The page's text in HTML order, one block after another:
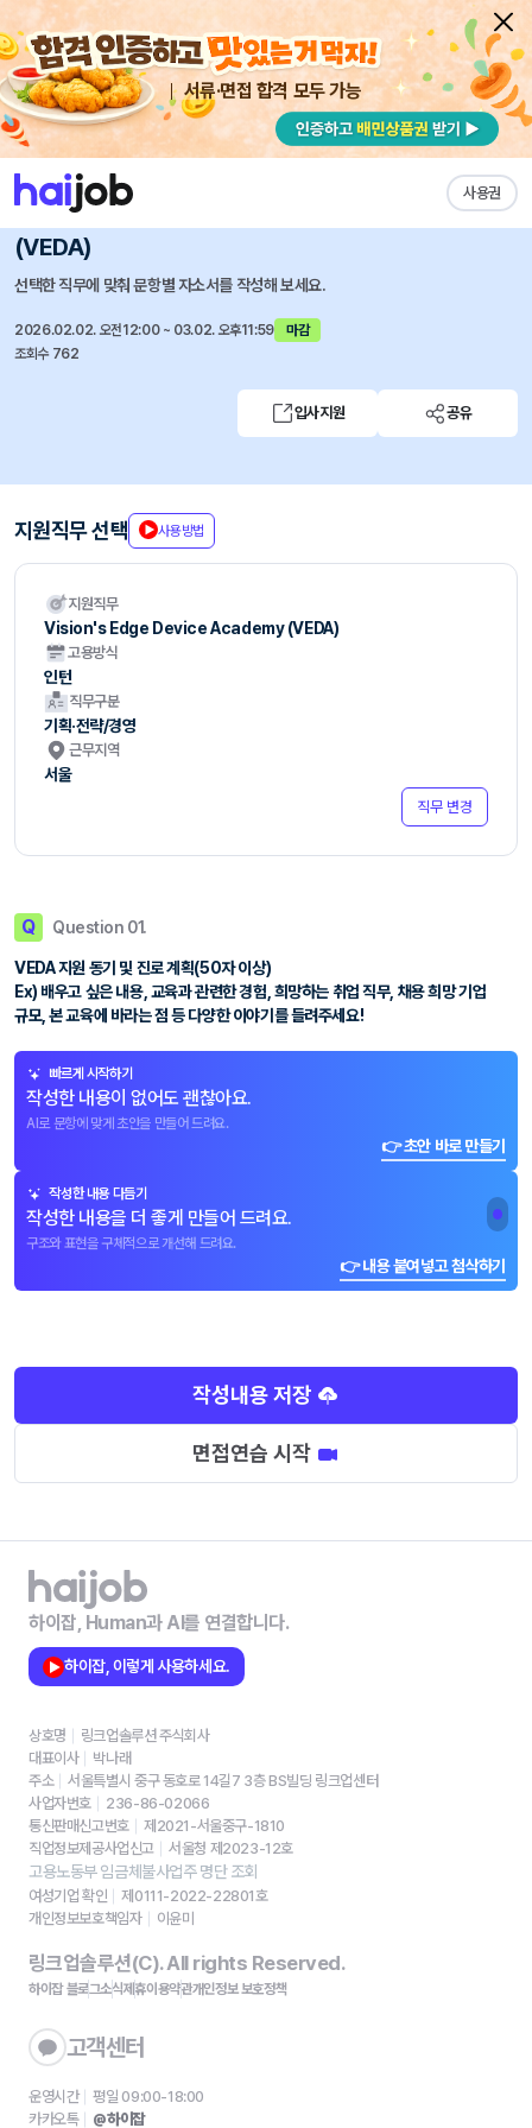
서류·면접 합격 모두 가능
사용권
채용공고 자소서 자유항목 자소서 내 작성목록
한화비전 즐겨찾기
2026 Visions Edge Device Academy 4기
(VEDA)
선택한 직무에 맞춰 문항별 자소서를 작성해 보세요.
2026.02.02. 오전12:00 ~ 03.02. 오후11:59
마감
조회수 762
입사지원 공유
지원직무 선택 사용방법
지원직무
Vision's Edge Device Academy (VEDA)
고용방식
인턴
직무구분
기획·전략/경영
근무지역
서울
직무 변경
Q Question 01.
VEDA 지원 동기 및 진로 계획(50자 이상)
Ex) 배우고 싶은 내용, 교육과 관련한 경험, 희망하는 취업 직무, 채용 희망 기업
규모, 본 교육에 바라는 점 등 다양한 이야기를 들려주세요!
빠르게 시작하기
작성한 내용이 없어도 괜찮아요.
AI로 문항에 맞게 초안을 만들어 드려요.
👉 초안 바로 만들기
작성한 내용 다듬기
작성한 내용을 더 좋게 만들어 드려요.
구조와 표현을 구체적으로 개선해 드려요.
👉 내용 붙여넣고 첨삭하기
작성내용 저장
면접연습 시작
하이잡, Human과 AI를 연결합니다.
하이잡, 이렇게 사용하세요.
상호명
링크업솔루션 주식회사
대표이사
박나래
주소
서울특별시 중구 동호로 14길7 3층 BS빌딩 링크업센터
사업자번호
236-86-02066
통신판매신고번호
제2021-서울중구-1810
직업정보제공사업신고
서울청 제2023-12호
고용노동부 임금체불사업주 명단 조회
여성기업 확인
제0111-2022-22801호
개인정보보호책임자
이윤미
링크업솔루션(C). All rights Reserved.
하이잡 블로그소식제휴이용약관개인정보 보호정책
고객센터
운영시간
평일 09:00-18:00
카카오톡
@하이잡